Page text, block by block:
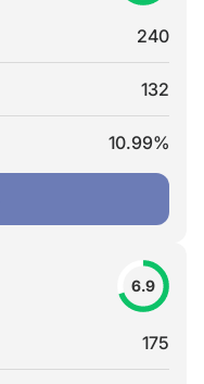
240
132
10.99%
6.9
175